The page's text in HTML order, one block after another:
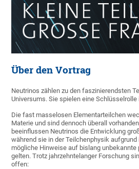
Über den Vortrag
Neutrinos zählen zu den faszinierendsten
Universums. Sie spielen eine
Die fast masselosen Elementarteilchen
Materie und sind dennoch überall
beeinflussen Neutrinos die Entwicklung
während sie in der Teilchenphysik
mögliche Hinweise auf bislang
gelten. Trotz jahrzehntelanger Forschung
offen: